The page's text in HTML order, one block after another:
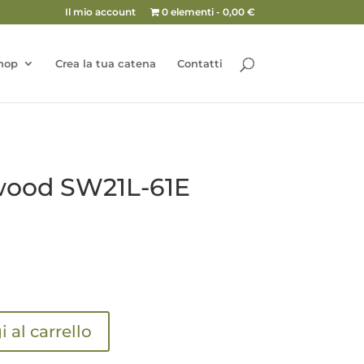
Il mio account 0 elementi 0,00 €
Crea la tua catena Contatti
SW21L-61E
al carrello